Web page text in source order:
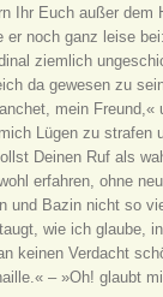
Ihr Euch außer dem
er noch ganz leise
ziemlich
da gewesen zu
mein
Lügen zu strafen
Deinen Ruf als
erfahren, ohne
und Bazin nicht so
wie ich glaube,
keinen Verdacht
– »Oh! glaubt